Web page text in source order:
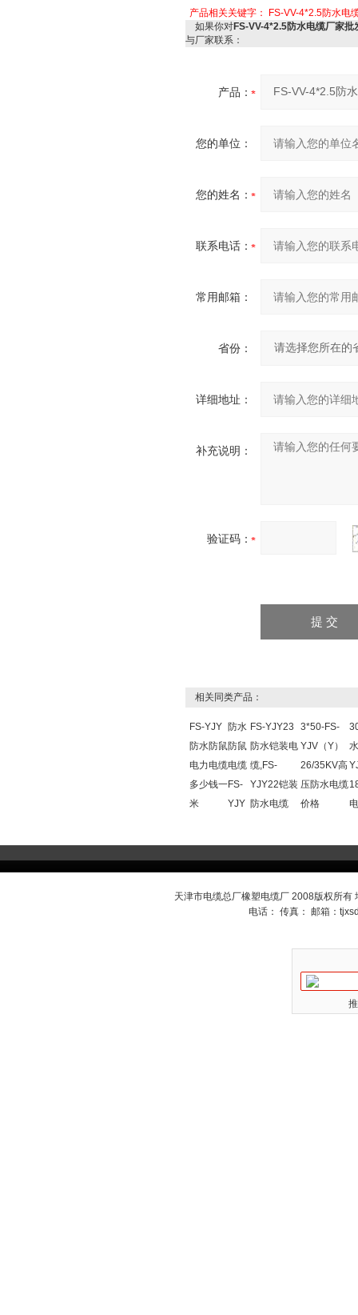
产品相关关键字：
FS-VV-4*2.5防水电
如果你对FS-VV-4*2.5防水电缆厂家批
与厂家联系：
产品：
您的单位：
您的姓名：
联系电话：
常用邮箱：
省份：
详细地址：
补充说明：
验证码：
相关同类产品：
FS-YJY
防水防鼠
电力电缆
多少钱一
米
防水
防鼠
电缆
FS-
YJY
FS-YJY23
防水铠装电
缆,FS-
YJY22铠装
防水电缆
3*50-FS-
YJV（Y）
26/35KV高
压防水电缆
价格
天津市电缆总厂橡塑电缆厂 2008版权所有
电话： 传真： 邮箱：